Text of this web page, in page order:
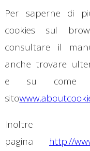
Per saperne di
cookies sul
consultare il
anche trovare
e su come
sito
Inoltre
pagina http://